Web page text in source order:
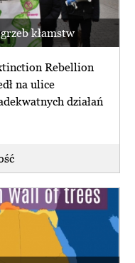
kłamstw
Rebellion
na ulice
działań